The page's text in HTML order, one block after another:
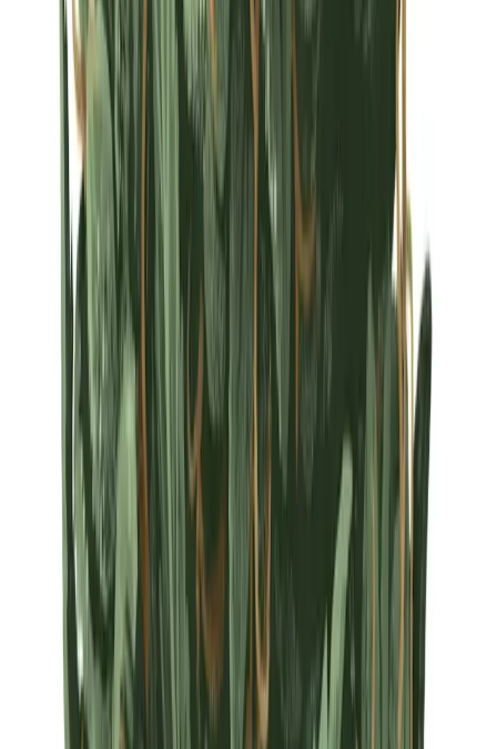
Sativa Strains Indica Strains Hybrid Strains
Standorte